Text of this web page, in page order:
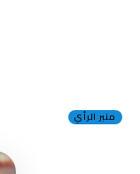
منبر الرأي